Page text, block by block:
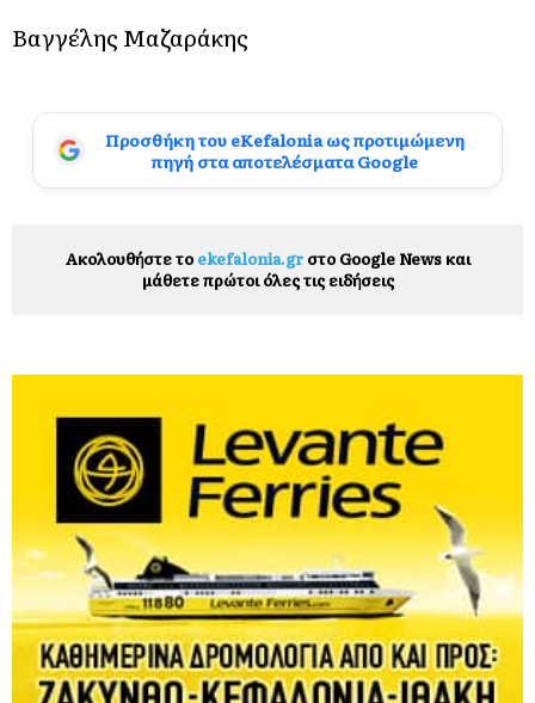
Βαγγέλης Μαζαράκης
Προσθήκη του eKefalonia ως προτιμώμενη
πηγή στα αποτελέσματα Google
Ακολουθήστε το ekefalonia.grστο Google News και
μάθετε πρώτοι όλες τις ειδήσεις